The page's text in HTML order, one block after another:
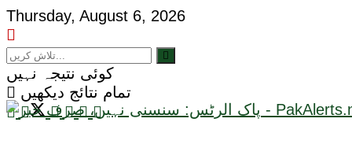
Thursday, August 6, 2026
کوئی نتیجہ نہیں
تمام نتائج دیکھیں